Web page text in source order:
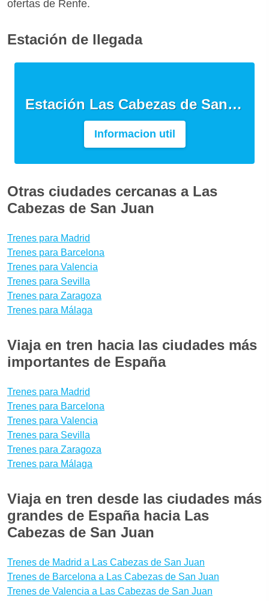
ofertas de Renfe.
Estación de llegada
Estación Las Cabezas de San Juan
Informacion util
Otras ciudades cercanas a Las
Cabezas de San Juan
Trenes para Madrid
Trenes para Barcelona
Trenes para Valencia
Trenes para Sevilla
Trenes para Zaragoza
Trenes para Málaga
Viaja en tren hacia las ciudades más
importantes de España
Trenes para Madrid
Trenes para Barcelona
Trenes para Valencia
Trenes para Sevilla
Trenes para Zaragoza
Trenes para Málaga
Viaja en tren desde las ciudades más
grandes de España hacia Las
Cabezas de San Juan
Trenes de Madrid a Las Cabezas de San Juan
Trenes de Barcelona a Las Cabezas de San Juan
Trenes de Valencia a Las Cabezas de San Juan